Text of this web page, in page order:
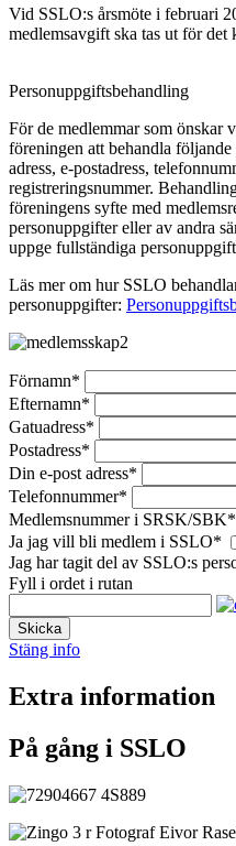
Vid SSLO:s årsmöte i februari
medlemsavgift ska tas ut för det
Personuppgiftsbehandling
För de medlemmar som önskar
föreningen att behandla
adress, e-postadress,
registreringsnummer.
föreningens syfte med
personuppgifter eller av andra
uppge fullständiga
Läs mer om hur SSLO
personuppgifter:
Förnamn*
Efternamn*
Gatuadress*
Postadress*
Din e-post adress*
Telefonnummer*
Medlemsnummer i SRSK/SBK*
Ja jag vill bli medlem i SSLO*
Jag har tagit del av SSLO:s
Fyll i ordet i rutan
Skicka
Stäng info
Extra information
På gång i SSLO